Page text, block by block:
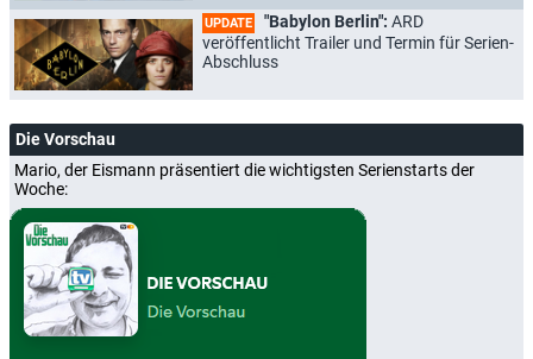
UPDATE "Babylon Berlin": ARD
veröffentlicht Trailer und Termin für Serien-
Abschluss
Die Vorschau
Mario, der Eismann präsentiert die wichtigsten Serienstarts der
Woche: